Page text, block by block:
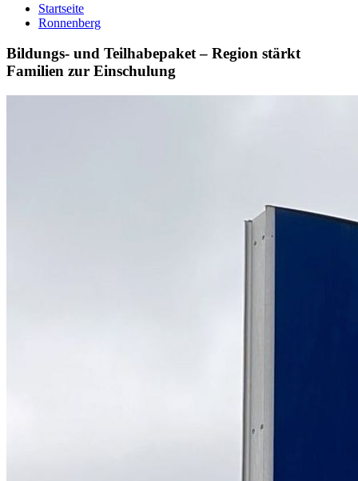
Startseite
Ronnenberg
Bildungs- und Teilhabepaket – Region stärkt
Familien zur Einschulung